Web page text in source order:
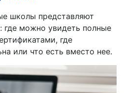
школы представляют
где можно увидеть полные
где
или что есть вместо нее.